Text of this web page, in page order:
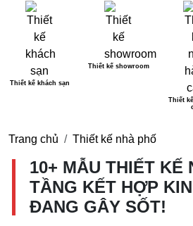
Thiết kế khách sạn
Thiết kế showroom
Thiết
Trang chủ Thiết kế nhà phố
10+ MẪU THIẾT KẾ
TẦNG KẾT HỢP
ĐANG GÂY SỐT!